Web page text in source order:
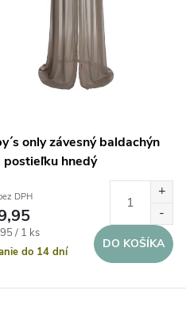
only závesný baldachýn
postieľku hnedý
DPH
/ 1 ks
do 14 dní
DO KOŠÍKA